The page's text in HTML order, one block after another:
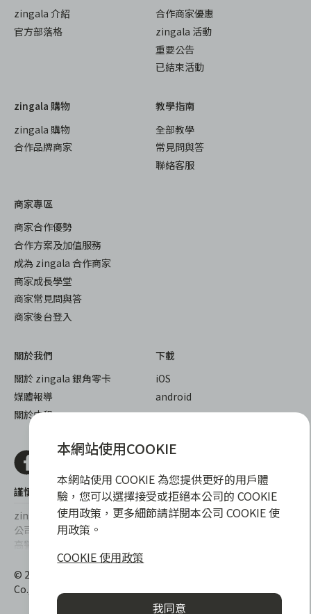
zingala 介紹
官方部落格
合作商家優惠
zingala 活動
重要公告
已結束活動
zingala 購物
zingala 購物
合作品牌商家
教學指南
全部教學
常見問與答
聯絡客服
商家專區
商家合作優勢
合作方案及加值服務
成為 zingala 合作商家
商家成長學堂
商家常見問與答
商家後台登入
關於我們
關於 zingala 銀角零卡
媒體報導
關於中租
下載
iOS
android
謹慎衡量自身財務狀況，理性理財最安心
zingala銀角零卡/仲信資融沒有代辦公司及代辦業務，也未與代辦
公司合作，更不會要求您提供實體銀行提款卡或實體信用卡，請提
高警覺，勿受騙上當！
提醒您，消費前請審慎評估財務狀況，理性理財最安心。總費用年
百分率區間為0%~15.9%，實際費用率，仍以各合作商家提供之商
品或服務為準，且每一案件實際之年百分率仍視其個別產品及分期
往來條件而有所不同，總費用年百分率不等於分期費用率。
© 2022 仲信資融股份有限公司 Chailease Consumer Finance
Co., Ltd. All Rights Reserved.
本網站使用COOKIE
本網站使用 COOKIE 為您提供更好的用戶體
驗，您可以選擇接受或拒絕本公司的 COOKIE
使用政策，更多細節請詳閱本公司 COOKIE 使
用政策。
COOKIE 使用政策
我同意